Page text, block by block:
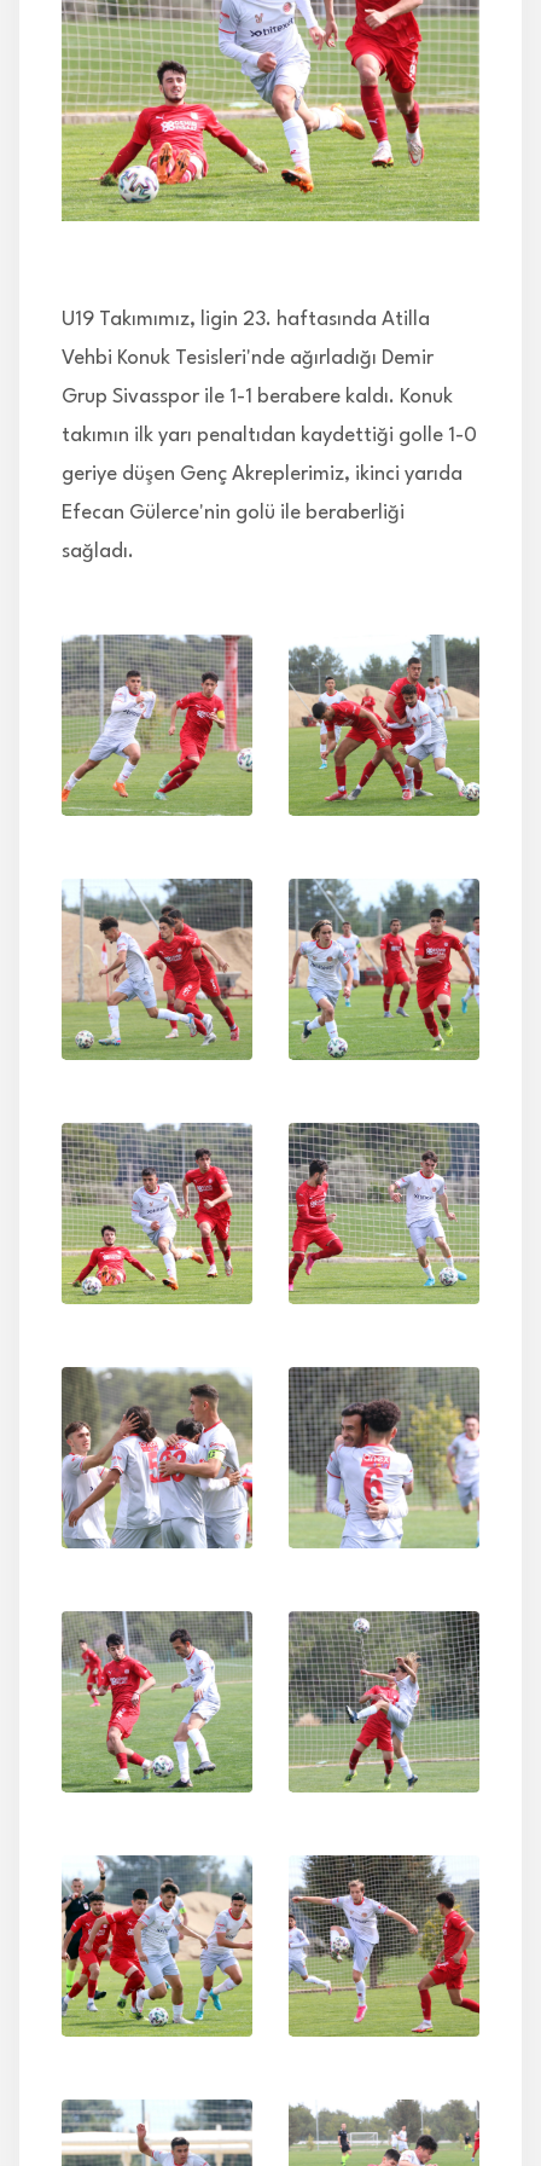
İLETİŞİM
U19 Takımımız, ligin 23. haftasında Atilla
Vehbi Konuk Tesisleri'nde ağırladığı Demir
Grup Sivasspor ile 1-1 berabere kaldı. Konuk
takımın ilk yarı penaltıdan kaydettiği golle 1-0
geriye düşen Genç Akreplerimiz, ikinci yarıda
Efecan Gülerce'nin golü ile beraberliği
sağladı.